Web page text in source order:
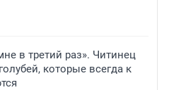
в третий раз». Читинец
которые всегда к